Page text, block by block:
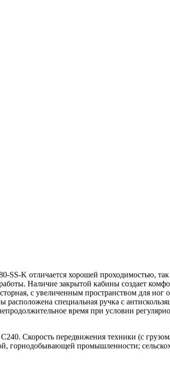
K отличается хорошей проходимостью,
Наличие закрытой кабины создает
с увеличенным пространством для ног
расположена специальная ручка с
время при условии
Скорость передвижения техники (с
горнодобывающей промышленности;